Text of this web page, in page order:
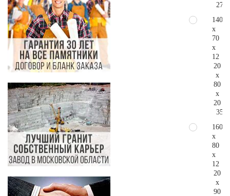
140
x
70
x
12
20
x
80
x
20
160
x
80
x
12
20
x
90